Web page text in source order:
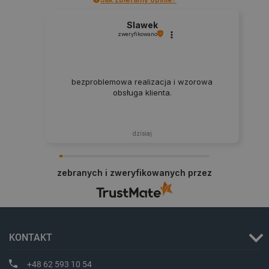
Slawek
zweryfikowano
bezproblemowa realizacja i wzorowa
obsługa klienta.
dzisiaj
zebranych i zweryfikowanych przez
KONTAKT
+48 62 593 10 54
PHPSESSID
PHP.net